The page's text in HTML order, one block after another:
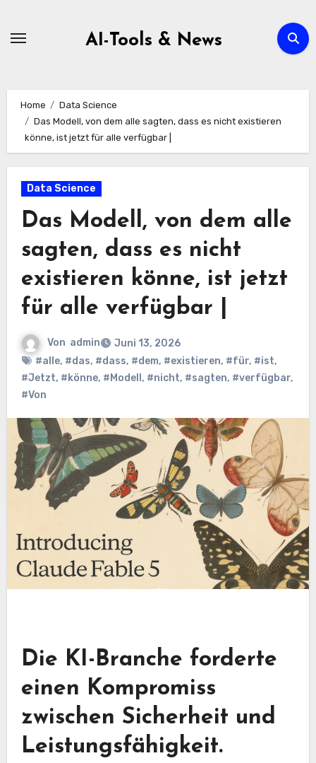
AI-Tools & News
Home
Data Science
Das Modell, von dem alle sagten, dass es nicht existieren
könne, ist jetzt für alle verfügbar |
Data Science
Das Modell, von dem alle
sagten, dass es nicht
existieren könne, ist jetzt
für alle verfügbar |
Von admin
Juni 13, 2026
#alle, #das, #dass, #dem, #existieren, #für, #ist,
#Jetzt, #könne, #Modell , #nicht, #sagten, #verfügbar,
#Von
Die KI-Branche forderte
einen Kompromiss
zwischen Sicherheit und
Leistungsfähigkeit.